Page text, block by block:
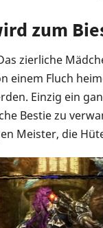
zum
zierliche
einem Fluch
Einzig ein
Bestie zu
Meister, die